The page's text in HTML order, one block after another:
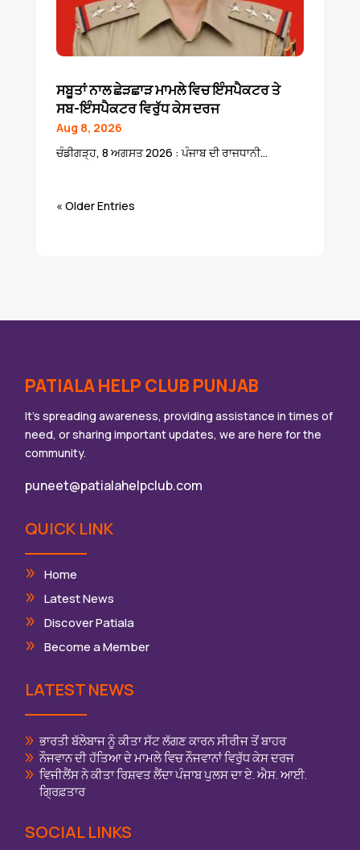
ਸਬੂਤਾਂ ਨਾਲ ਛੇੜਛਾੜ ਮਾਮਲੇ ਵਿਚ ਇੰਸਪੈਕਟਰ ਤੇ
ਸਬ-ਇੰਸਪੈਕਟਰ ਵਿਰੁੱਧ ਕੇਸ ਦਰਜ
Aug 8, 2026
ਚੰਡੀਗੜ੍ਹ, 8 ਅਗਸਤ 2026 : ਪੰਜਾਬ ਦੀ ਰਾਜਧਾਨੀ...
« Older Entries
PATIALA HELP CLUB PUNJAB
It’s spreading awareness, providing assistance in times of
need, or sharing important updates, we are here for the
community.
puneet@patialahelpclub.com
QUICK LINK
Home
Latest News
Discover Patiala
Become a Member
LATEST NEWS
ਭਾਰਤੀ ਬੱਲੇਬਾਜ ਨੂੰ ਕੀਤਾ ਸੱਟ ਲੱਗਣ ਕਾਰਨ ਸੀਰੀਜ ਤੋਂ ਬਾਹਰ
ਨੌਜਵਾਨ ਦੀ ਹੱਤਿਆ ਦੇ ਮਾਮਲੇ ਵਿਚ ਨੌਜਵਾਨਾਂ ਵਿਰੁੱਧ ਕੇਸ ਦਰਜ
ਵਿਜੀਲੈਂਸ ਨੇ ਕੀਤਾ ਰਿਸ਼ਵਤ ਲੈਂਦਾ ਪੰਜਾਬ ਪੁਲਸ ਦਾ ਏ. ਐਸ. ਆਈ.
ਗ੍ਰਿਫ਼ਤਾਰ
SOCIAL LINKS